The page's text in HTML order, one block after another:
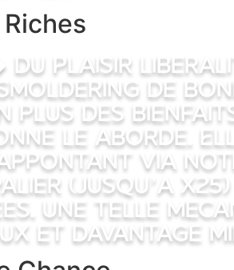
Plaisir
De
plus des
le aborde.
via
(jusqu’a
Une telle
et davantage